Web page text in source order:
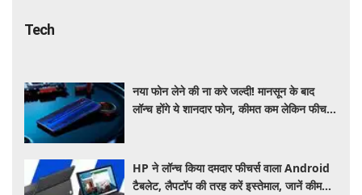
Tech
नया फोन लेने की ना करे जल्दी! मानसून के बाद
लॉन्च होंगे ये शानदार फोन, कीमत कम लेकिन फीचर्स
HP ने लॉन्च किया दमदार फीचर्स वाला Android
टैबलेट, लैपटॉप की तरह करें इस्तेमाल, जानें कीमत,